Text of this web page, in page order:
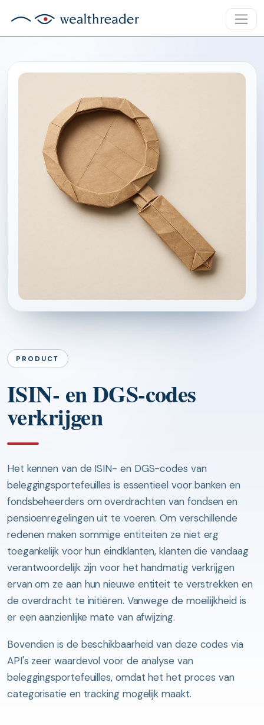
PRODUCT
ISIN- en DGS-codes
verkrijgen
Het kennen van de ISIN- en DGS-codes van
beleggingsportefeuilles is essentieel voor banken en
fondsbeheerders om overdrachten van fondsen en
pensioenregelingen uit te voeren. Om verschillende
redenen maken sommige entiteiten ze niet erg
toegankelijk voor hun eindklanten, klanten die vandaag
verantwoordelijk zijn voor het handmatig verkrijgen
ervan om ze aan hun nieuwe entiteit te verstrekken en
de overdracht te initiëren. Vanwege de moeilijkheid is
er een aanzienlijke mate van afwijzing.
Bovendien is de beschikbaarheid van deze codes via
API's zeer waardevol voor de analyse van
beleggingsportefeuilles, omdat het het proces van
categorisatie en tracking mogelijk maakt.